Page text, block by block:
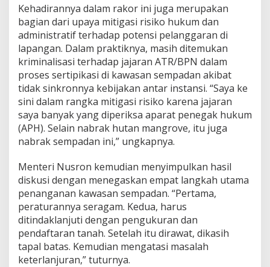
g
u
s
i
m
H
u
j
a
n
Kehadirannya dalam rakor ini juga merupakan
bagian dari upaya mitigasi risiko hukum dan
administratif terhadap potensi pelanggaran di
lapangan. Dalam praktiknya, masih ditemukan
kriminalisasi terhadap jajaran ATR/BPN dalam
proses sertipikasi di kawasan sempadan akibat
tidak sinkronnya kebijakan antar instansi. “Saya ke
sini dalam rangka mitigasi risiko karena jajaran
saya banyak yang diperiksa aparat penegak hukum
(APH). Selain nabrak hutan mangrove, itu juga
nabrak sempadan ini,” ungkapnya.
Menteri Nusron kemudian menyimpulkan hasil
diskusi dengan menegaskan empat langkah utama
penanganan kawasan sempadan. “Pertama,
peraturannya seragam. Kedua, harus
ditindaklanjuti dengan pengukuran dan
pendaftaran tanah. Setelah itu dirawat, dikasih
tapal batas. Kemudian mengatasi masalah
keterlanjuran,” tuturnya.